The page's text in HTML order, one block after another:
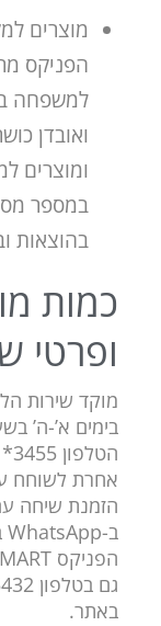
מוצרים
הפניקס
למשפחה
ואובדן
ומוצרים
במספר
בהוצאות
כמות
ופרטי
מוקד שירות
אחרת לשוחח
הזמנת שיחה
באתר.